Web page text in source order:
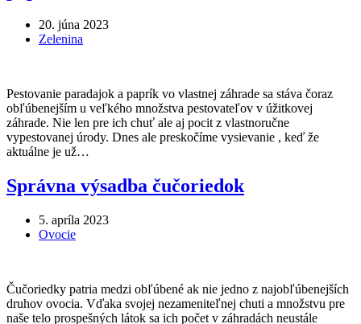
20. júna 2023
Zelenina
Pestovanie paradajok a paprík vo vlastnej záhrade sa stáva čoraz
obľúbenejším u veľkého množstva pestovateľov v úžitkovej
záhrade. Nie len pre ich chuť ale aj pocit z vlastnoručne
vypestovanej úrody. Dnes ale preskočíme vysievanie , keď že
aktuálne je už…
Správna výsadba čučoriedok
5. apríla 2023
Ovocie
Čučoriedky patria medzi obľúbené ak nie jedno z najobľúbenejších
druhov ovocia. Vďaka svojej nezameniteľnej chuti a množstvu pre
naše telo prospešných látok sa ich počet v záhradách neustále